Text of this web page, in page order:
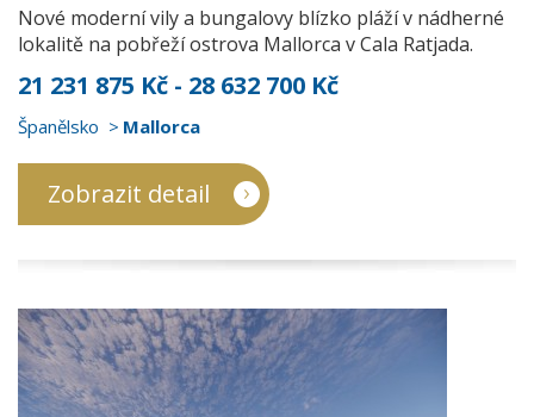
Nové moderní vily a bungalovy blízko pláží v nádherné
lokalitě na pobřeží ostrova Mallorca v Cala Ratjada.
21 231 875 Kč - 28 632 700 Kč
Španělsko Mallorca
Zobrazit detail